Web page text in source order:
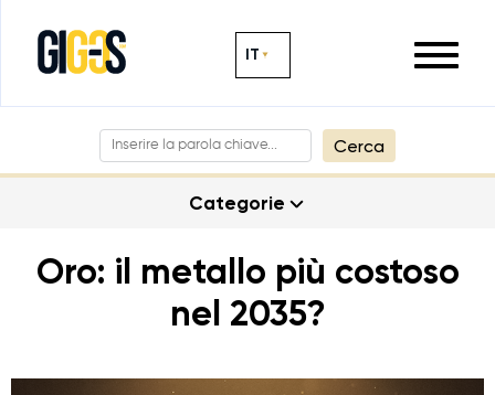
IT
Categorie
Cerca
Oro: il metallo più costoso
nel 2035?